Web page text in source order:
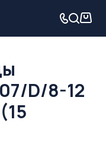
D/8-12